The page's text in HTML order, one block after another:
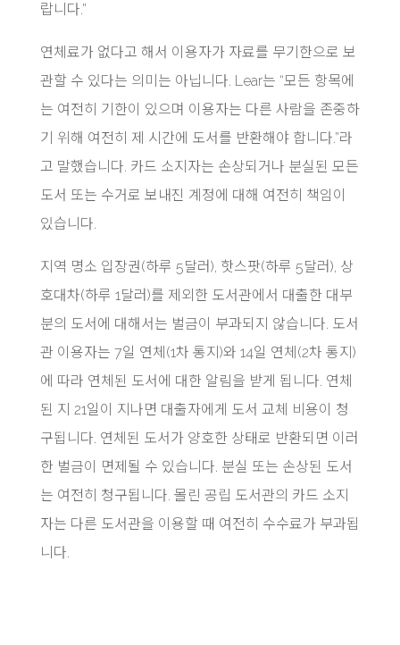
랍니다.”
연체료가 없다고 해서 이용자가 자료를 무기한으로 보
관할 수 있다는 의미는 아닙니다. Lear는 “모든 항목에
는 여전히 기한이 있으며 이용자는 다른 사람을 존중하
기 위해 여전히 제 시간에 도서를 반환해야 합니다.”라
고 말했습니다. 카드 소지자는 손상되거나 분실된 모든
도서 또는 수거로 보내진 계정에 대해 여전히 책임이
있습니다.
지역 명소 입장권(하루 5달러), 핫스팟(하루 5달러), 상
호대차(하루 1달러)를 제외한 도서관에서 대출한 대부
분의 도서에 대해서는 벌금이 부과되지 않습니다. 도서
관 이용자는 7일 연체(1차 통지)와 14일 연체(2차 통지)
에 따라 연체된 도서에 대한 알림을 받게 됩니다. 연체
된 지 21일이 지나면 대출자에게 도서 교체 비용이 청
구됩니다. 연체된 도서가 양호한 상태로 반환되면 이러
한 벌금이 면제될 수 있습니다. 분실 또는 손상된 도서
는 여전히 청구됩니다. 몰린 공립 도서관의 카드 소지
자는 다른 도서관을 이용할 때 여전히 수수료가 부과됩
니다.